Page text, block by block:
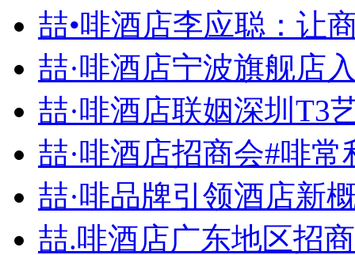
喆•啡酒店李应聪：让
喆·啡酒店宁波旗舰店
喆·啡酒店联姻深圳T3
喆·啡酒店招商会#啡常
喆·啡品牌引领酒店新
喆.啡酒店广东地区招